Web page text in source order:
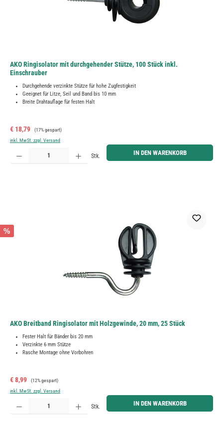
AKO Ringisolator mit durchgehender Stütze, 100 Stück inkl.
Einschrauber
Durchgehende verzinkte Stütze für hohe Zugfestigkeit
Geeignet für Litze, Seil und Band bis 10 mm
Breite Drahtauflage für festen Halt
Verkaufspreis:
€ 18,79 Regulärer Preis:
(17% gespart)
inkl. MwSt. zzgl. Versand
Produkt Anzahl: Gib den gewünschten Wert ein oder benutze die Schaltflächen um die Anzahl zu
Stk. IN DEN WARENKORB
%
AKO Breitband Ringisolator mit Holzgewinde, 20 mm, 25 Stück
Fester Halt für Bänder bis 20 mm
Verzinkte 6 mm Stütze
Rasche Montage ohne Vorbohren
Verkaufspreis:
€ 8,99 Regulärer Preis:
(12% gespart)
inkl. MwSt. zzgl. Versand
Produkt Anzahl: Gib den gewünschten Wert ein oder benutze die Schaltflächen um die Anzahl zu
Stk. IN DEN WARENKORB